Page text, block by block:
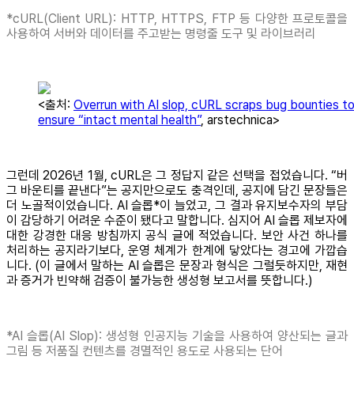
*cURL(Client URL): HTTP, HTTPS, FTP 등 다양한 프로토콜을
사용하여 서버와 데이터를 주고받는 명령줄 도구 및 라이브러리
<출처: Overrun with AI slop, cURL scraps bug bounties to
ensure “intact mental health”, arstechnica>
그런데 2026년 1월, cURL은 그 정답지 같은 선택을 접었습니다. “버
그 바운티를 끝낸다”는 공지만으로도 충격인데, 공지에 담긴 문장들은
더 노골적이었습니다. AI 슬롭*이 늘었고, 그 결과 유지보수자의 부담
이 감당하기 어려운 수준이 됐다고 말합니다. 심지어 AI 슬롭 제보자에
대한 강경한 대응 방침까지 공식 글에 적었습니다. 보안 사건 하나를
처리하는 공지라기보다, 운영 체계가 한계에 닿았다는 경고에 가깝습
니다. (이 글에서 말하는 AI 슬롭은 문장과 형식은 그럴듯하지만, 재현
과 증거가 빈약해 검증이 불가능한 생성형 보고서를 뜻합니다.)
*AI 슬롭(AI Slop): 생성형 인공지능 기술을 사용하여 양산되는 글과
그림 등 저품질 컨텐츠를 경멸적인 용도로 사용되는 단어